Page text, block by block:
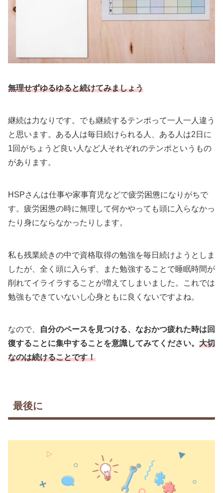
無理せずゆるゆると続けてみましょう
継続は力なりです。でも継続するテンポって一人一人違う
と思います。ある人は毎日続けられる人、ある人は2日に
1回がちょうど良い人など人それぞれのテンポというもの
があります。
HSPさんは仕事や家事育児などで疲労困憊になりがちで
す。疲労困憊の時に無理して何かやっても頭に入らなかっ
たり身にならなかったりします。
私も残業続きの中で資格取得の勉強を毎日続けようとしま
したが、全く頭に入らず、また勉強することで睡眠時間が
削れてイライラすることが増えてしまいました。これでは
勉強もできていないし心身ともに良くないですよね。
なので、
自分のペースを見つける、なおかつ疲れた時は回
復することに集中することを意識してみてください。 大切
なのは続けることです！
最後に